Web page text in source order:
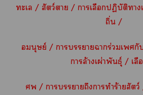
ะเ / สัตว์า / าเลือกปฏิบัติา
ถิ่น /
อมนุษย์ / าาาร่วมเ
าล้างเผ่าพันธุ์ / เ
 / าาถึงาทำร้ายสั